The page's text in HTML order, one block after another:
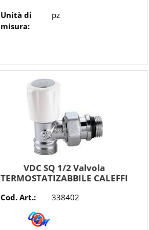
Unità di
misura:
pz
VDC SQ 1/2 Valvola
TERMOSTATIZABBILE CALEFFI
Cod. Art.: 338402